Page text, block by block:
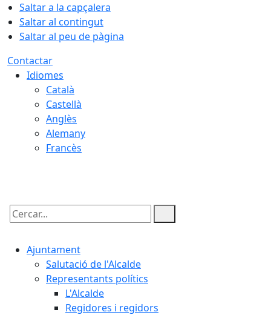
Saltar a la capçalera
Saltar al contingut
Saltar al peu de pàgina
Contactar
Idiomes
Català
Castellà
Anglès
Alemany
Francès
Cercar:
Ajuntament
Salutació de l'Alcalde
Representants polítics
L'Alcalde
Regidores i regidors